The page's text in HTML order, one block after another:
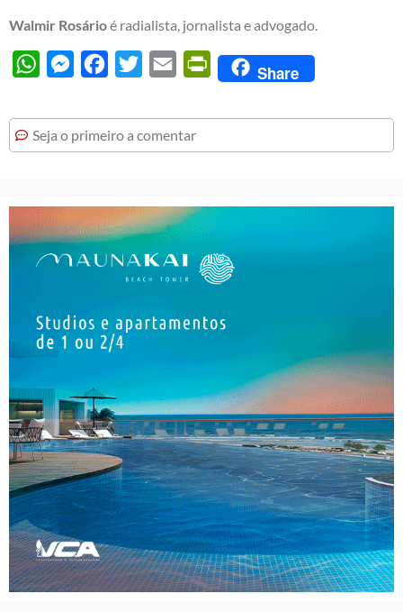
Walmir Rosárioé radialista, jornalista e advogado.
WhatsAppMessengerFacebook
Twitter Email PrintFriendly
Share
Seja o primeiro a comentar